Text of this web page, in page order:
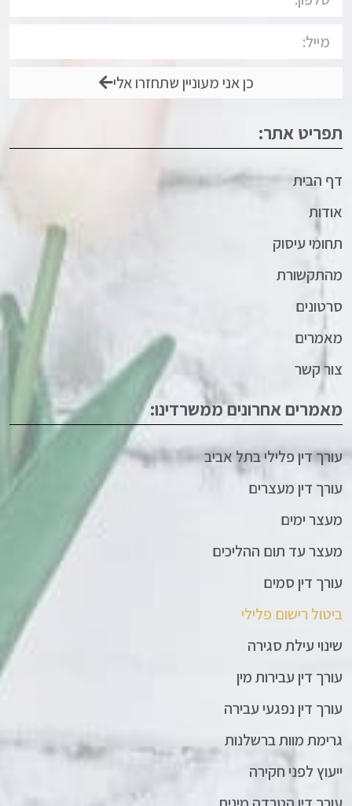
כן אני מעוניין שתחזרו אלי
תפריט אתר:
דף הבית
אודות
תחומי עיסוק
מהתקשורת
סרטונים
מאמרים
צור קשר
מאמרים אחרונים ממשרדינו:
עורך דין פלילי בתל אביב
עורך דין מעצרים
מעצר ימים
מעצר עד תום ההליכים
עורך דין סמים
ביטול רישום פלילי
שינוי עילת סגירה
עורך דין עבירות מין
עורך דין נפגעי עבירה
גרימת מוות ברשלנות
ייעוץ לפני חקירה